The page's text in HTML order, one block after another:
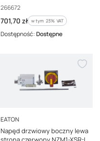
Kod producenta
266672
Cena brutto
701,70 zł w tym %s VAT
w tym 23% VAT
Dostępność:Dostępne
PRODUCENT
EATON
Napęd drzwiowy boczny lewa